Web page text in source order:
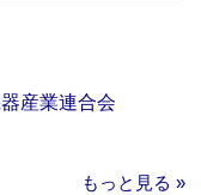
産業連合会
もっと見る »